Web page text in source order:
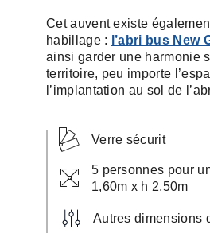
Cet auvent existe
habillage :
l’abri bus New
ainsi garder une harmonie
territoire, peu importe
l’implantation au sol de
Verre sécurit
5 personnes pour
1,60m x h 2,50m
Autres dimensions